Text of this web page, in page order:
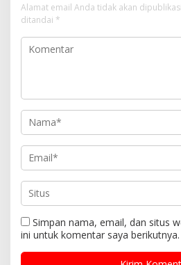
Alamat email Anda tidak akan
ditandai *
Simpan nama, email, dan situs
ini untuk komentar saya berikutnya.